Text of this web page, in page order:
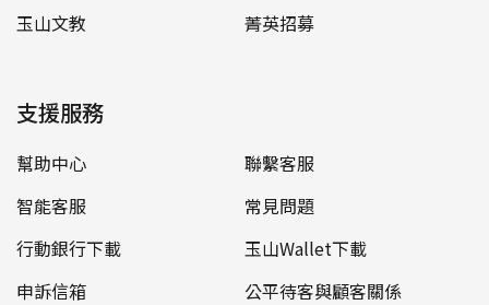
玉山文教
菁英招募
支援服務
幫助中心
聯繫客服
智能客服
常見問題
行動銀行下載
玉山Wallet下載
申訴信箱
公平待客與顧客關係